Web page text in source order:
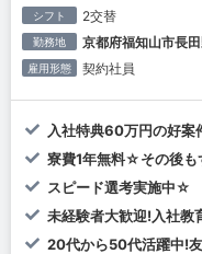
シフト 2交替
勤務地 京都府福知山市長
雇用形態 契約社員
入社特典60万円の好案
寮費1年無料☆その後も
スピード選考実施中☆
未経験者大歓迎!入社教
20代から50代活躍中!